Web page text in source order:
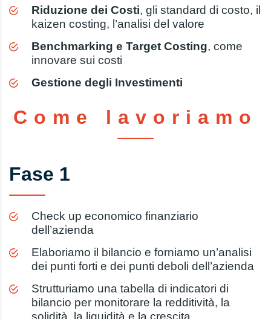
Riduzione dei Costi, gli standard di costo, il
kaizen costing, l’analisi del valore
Benchmarking e Target Costing, come
innovare sui costi
Gestione degli Investimenti
Come lavoriamo
Fase 1
Check up economico finanziario
dell’azienda
Elaboriamo il bilancio e forniamo un’analisi
dei punti forti e dei punti deboli dell’azienda
Strutturiamo una tabella di indicatori di
bilancio per monitorare la redditività, la
solidità, la liquidità e la crescita